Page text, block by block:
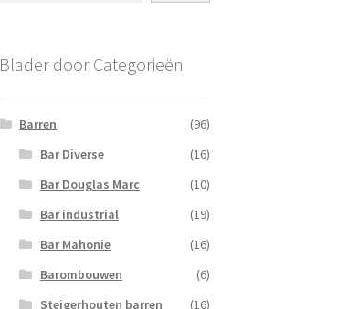
Blader door Categorieën
Barren
(96)
Bar Diverse
(16)
Bar Douglas Marc
(10)
Bar industrial
(19)
Bar Mahonie
(16)
Barombouwen
(6)
Steigerhouten barren
(16)